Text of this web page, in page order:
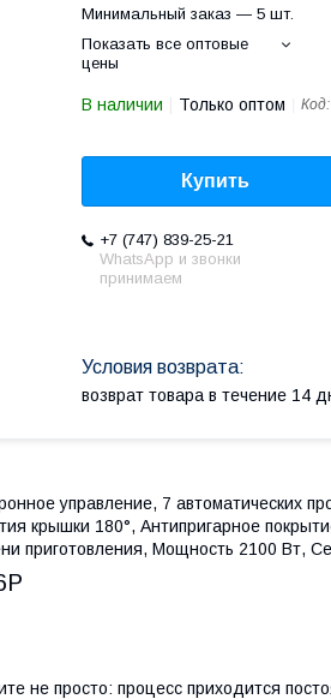
Минимальный заказ — 5 шт.
Показать все оптовые
цены
В наличии Только оптом Код:
Купить
+7 (747) 839-25-21
WhatsApp и звонки
принимаем
возврат товара в течение 14
управление, 7 автоматических
крышки 180°, Антипригарное
приготовления, Мощность 2100 Вт,
не просто: процесс приходится